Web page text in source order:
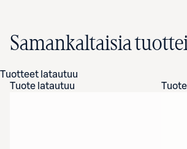
Samankaltaisia
Tuotteet latautuu
Tuote latautuu